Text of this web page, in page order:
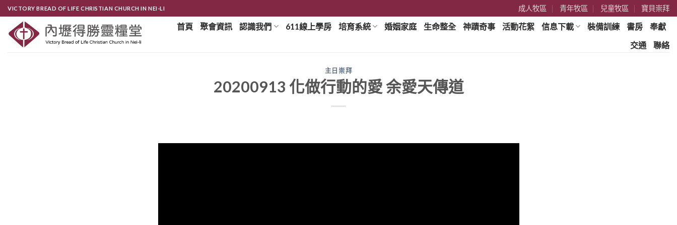
Skip
content
VICTORY BREAD OF LIFE CHRISTIAN CHURCH IN NEI-LI 成人牧區 青年牧區 兒童牧區 寶貝崇拜
首頁 聚會資訊 認識我們 611線上學房 培育系統 婚姻家庭 生命整全 神蹟奇事 活動花絮 信息下載 裝備訓練 書房
奉獻
交通
聯絡
主日崇拜
20200913 化做行動的愛 余愛天傳道